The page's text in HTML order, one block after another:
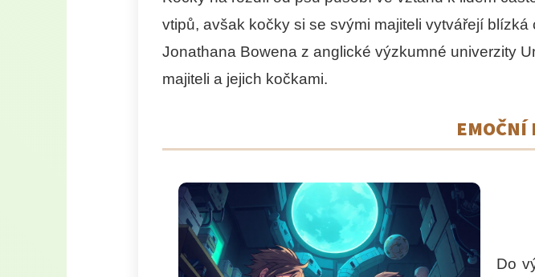
vtipů, avšak kočky si se svými majiteli vytvářejí
Jonathana Bowena z anglické výzkumné univerzity
majiteli a jejich kočkami.
EMOČNÍ
Do
BYTELNÉ KARTONOVÉ ŠKRABADLO PRO
KOČKY – KULATÝ PELÍŠEK 2V1 HNĚDÉ
ELEGANTNÍ PŘÍVĚSEK Z